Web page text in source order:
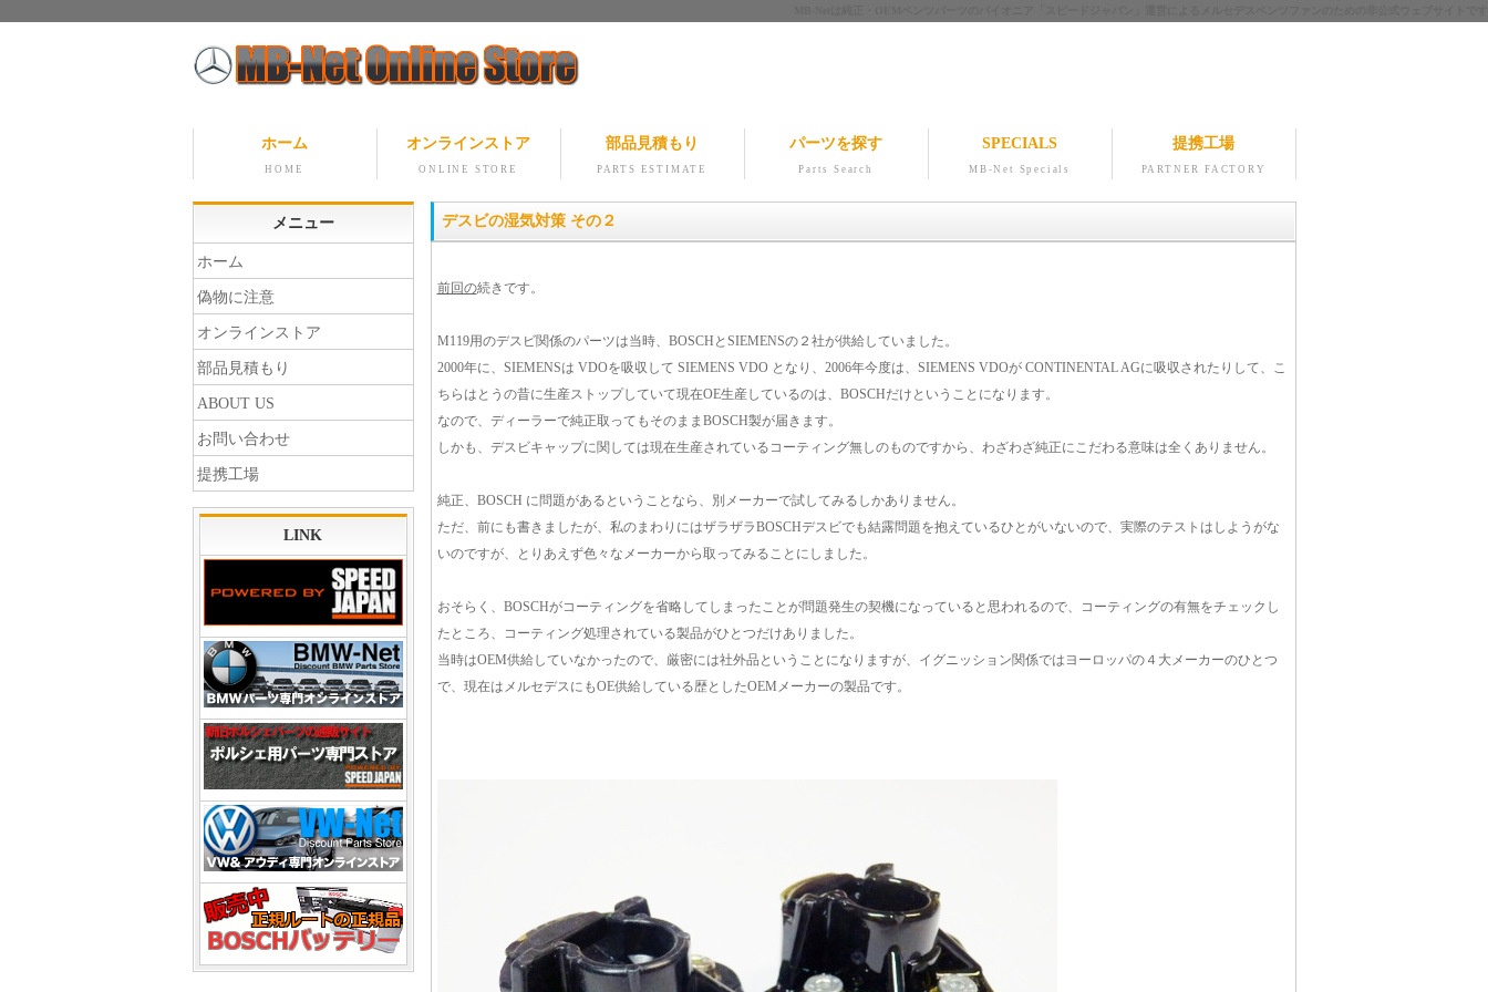
ホーム
HOME
オンラインストア
ONLINE STORE
部品見積もり
PARTS ESTIMATE
パーツを探す
Parts Search
SPECIALS
MB-Net Specials
提携工場
PARTNER FACTORY
デスビの湿気対策 その２
前回の続きです。
M119用のデスビ関係のパーツは当時、BOSCHとSIEMENSの２社が供給していました。
2000年に、SIEMENSは VDOを吸収して SIEMENS VDO となり、2006年今度は、SIEMENS VDOが CONTINENTAL AGに吸収されたりして、こ
ちらはとうの昔に生産ストップしていて現在OE生産しているのは、BOSCHだけということになります。
なので、ディーラーで純正取ってもそのままBOSCH製が届きます。
しかも、デスビキャップに関しては現在生産されているコーティング無しのものですから、わざわざ純正にこだわる意味は全くありません。
純正、BOSCH に問題があるということなら、別メーカーで試してみるしかありません。
ただ、前にも書きましたが、私のまわりにはザラザラBOSCHデスビでも結露問題を抱えているひとがいないので、実際のテストはしようがな
いのですが、とりあえず色々なメーカーから取ってみることにしました。
おそらく、BOSCHがコーティングを省略してしまったことが問題発生の契機になっていると思われるので、コーティングの有無をチェックし
たところ、コーティング処理されている製品がひとつだけありました。
当時はOEM供給していなかったので、厳密には社外品ということになりますが、イグニッション関係ではヨーロッパの４大メーカーのひとつ
で、現在はメルセデスにもOE供給している歴としたOEMメーカーの製品です。
メニュー
ホーム
偽物に注意
オンラインストア
部品見積もり
ABOUT US
お問い合わせ
提携工場
LINK